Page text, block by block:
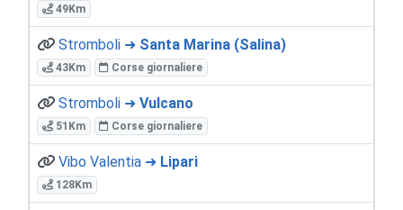
49Km
Stromboli ➜ Santa Marina (Salina)
43Km Corse giornaliere
Stromboli ➜ Vulcano
51Km Corse giornaliere
Vibo Valentia ➜ Lipari
128Km